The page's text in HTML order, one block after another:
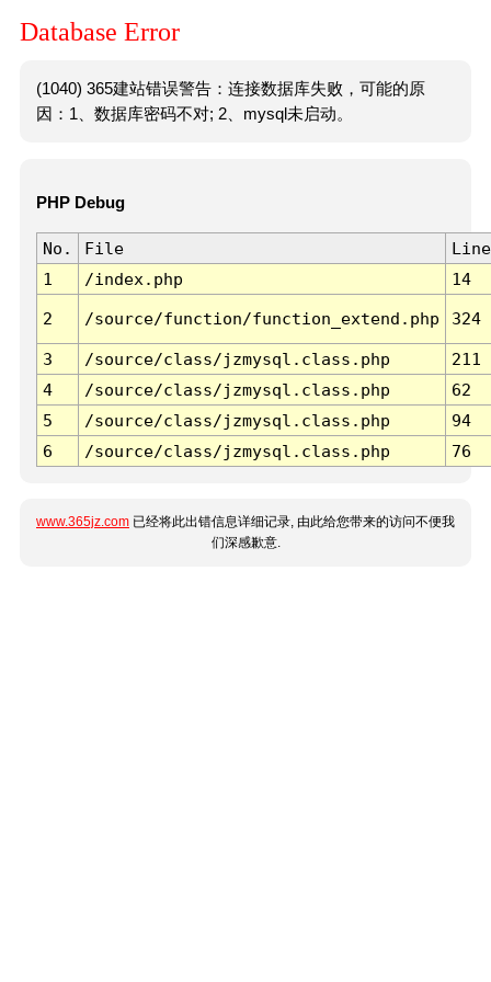
Database Error
(1040) 365建站错误警告：连接数据库失败，可能的原
因：1、数据库密码不对; 2、mysql未启动。
PHP Debug
No. File
Line
1
/index.php 14
2 /source/function/function_extend.php 324
3 /source/class/jzmysql.class.php
211
4
/source/class/jzmysql.class.php
62
5
/source/class/jzmysql.class.php
94
6
/source/class/jzmysql.class.php 76
www.365jz.com 已经将此出错信息详细记录, 由此给您带来的访问不便我
们深感歉意.